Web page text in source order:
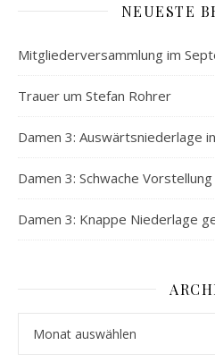
NEUESTE
Mitgliederversammlung im
Trauer um Stefan Rohrer
Damen 3: Auswärtsniederlage
Damen 3: Schwache
Damen 3: Knappe Niederlage